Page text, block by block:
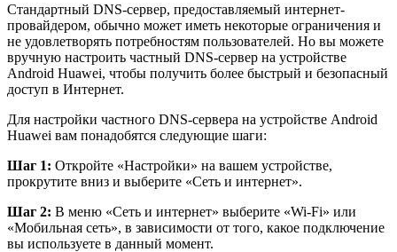
Стандартный DNS-сервер, предоставляемый интернет-
провайдером, обычно может иметь некоторые ограничения и
не удовлетворять потребностям пользователей. Но вы можете
вручную настроить частный DNS-сервер на устройстве
Android Huawei, чтобы получить более быстрый и безопасный
доступ в Интернет.
Для настройки частного DNS-сервера на устройстве Android
Huawei вам понадобятся следующие шаги:
Шаг 1: Откройте «Настройки» на вашем устройстве,
прокрутите вниз и выберите «Сеть и интернет».
Шаг 2: В меню «Сеть и интернет» выберите «Wi-Fi» или
«Мобильная сеть», в зависимости от того, какое подключение
вы используете в данный момент.